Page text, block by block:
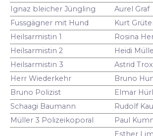
Ignaz bleicher Jüngling
Aurel Graf
Fussgägner mit Hund
Kurt
Heilsarmistin 1
Rosina
Heilsarmistin 2
Heidi
Heilsarmistin 3
Astrid
Herr Wiederkehr
Bruno
Bruno Polizist
Elmar
Schaagi Baumann
Rudolf
Müller 3 Polizeikoporal
Paul
Esther